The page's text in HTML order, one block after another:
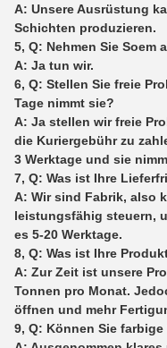
A: Unsere Ausrüstung
Schichten produzieren.
5, Q: Nehmen Sie Soem
A: Ja tun wir.
6, Q: Stellen Sie freie
Tage nimmt sie?
A: Ja stellen wir freie
die Kuriergebühr zu
3 Werktage und sie
7, Q: Was ist Ihre
A: Wir sind Fabrik, also
leistungsfähig steuern,
es 5-20 Werktage.
8, Q: Was ist Ihre
A: Zur Zeit ist unsere
Tonnen pro Monat.
öffnen und mehr
9, Q: Können Sie